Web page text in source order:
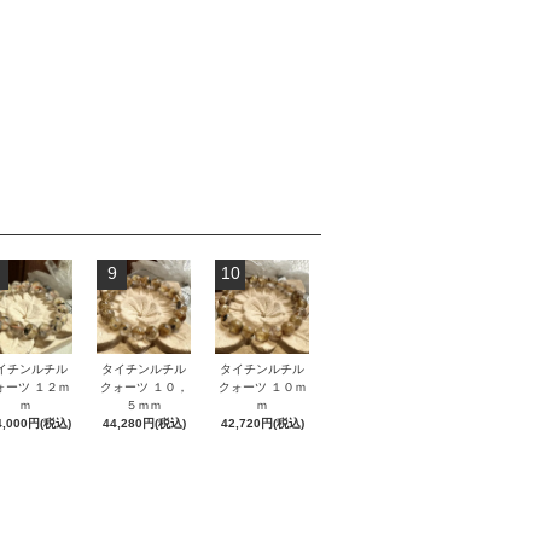
チンルチル
ーツ １２ｍ
ｍ
円(税込)
9
タイチンルチル
クォーツ １０，
５ｍｍ
44,280円(税込)
10
タイチンルチル
クォーツ １０ｍ
ｍ
42,720円(税込)